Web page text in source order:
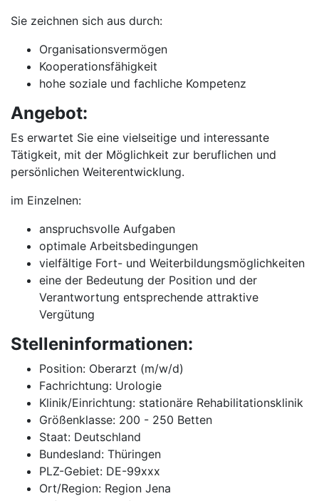
Sie zeichnen sich aus durch:
Organisationsvermögen
Kooperationsfähigkeit
hohe soziale und fachliche Kompetenz
Angebot:
Es erwartet Sie eine vielseitige und interessante
Tätigkeit, mit der Möglichkeit zur beruflichen und
persönlichen Weiterentwicklung.
im Einzelnen:
anspruchsvolle Aufgaben
optimale Arbeitsbedingungen
vielfältige Fort- und Weiterbildungsmöglichkeiten
eine der Bedeutung der Position und der
Verantwortung entsprechende attraktive
Vergütung
Stelleninformationen:
Position: Oberarzt (m/w/d)
Fachrichtung: Urologie
Klinik/Einrichtung: stationäre Rehabilitationsklinik
Größenklasse: 200 - 250 Betten
Staat: Deutschland
Bundesland: Thüringen
PLZ-Gebiet: DE-99xxx
Ort/Region: Region Jena